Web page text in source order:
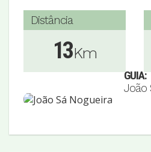
Distância
13Km
GUIA:
João